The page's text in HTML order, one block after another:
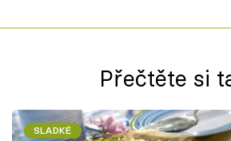
Přečtěte si
SLADKÉ